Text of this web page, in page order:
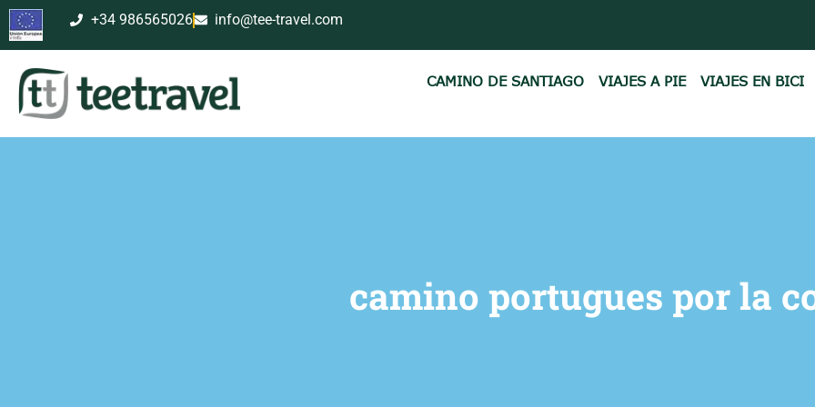
+34 986565026 info@tee-travel.com
CAMINO DE SANTIAGO VIAJES A PIE VIAJES EN BICI
camino portugues por la